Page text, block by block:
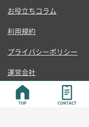
お役立ちコラム
利用規約
プライバシーポリシー
運営会社